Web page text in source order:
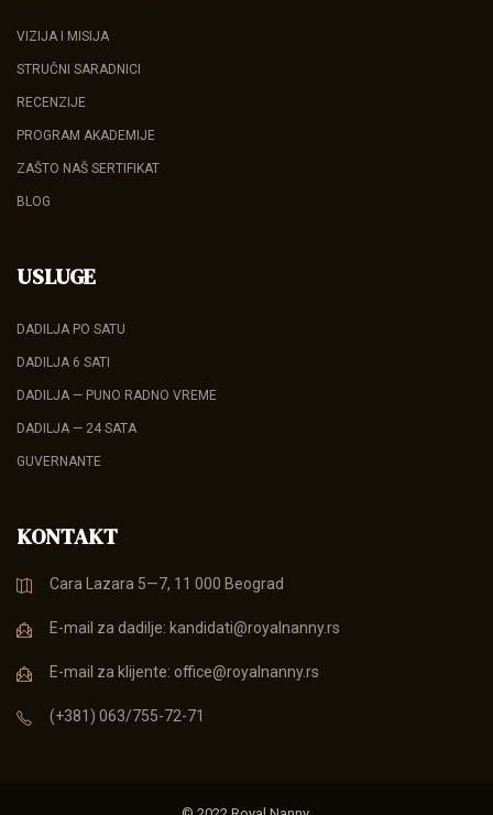
VIZIJA I MISIJA
STRUČNI SARADNICI
RECENZIJE
PROGRAM AKADEMIJE
ZAŠTO NAŠ SERTIFIKAT
BLOG
USLUGE
DADILJA PO SATU
DADILJA 6 SATI
DADILJA — PUNO RADNO VREME
DADILJA — 24 SATA
GUVERNANTE
KONTAKT
Cara Lazara 5—7, 11 000 Beograd
E-mail za dadilje: kandidati@royalnanny.rs
E-mail za klijente: office@royalnanny.rs
(+381) 063/755-72-71